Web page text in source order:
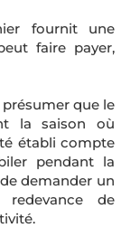
fournit une
faire payer,
que le
la saison où
établi compte
pendant la
demander un
de